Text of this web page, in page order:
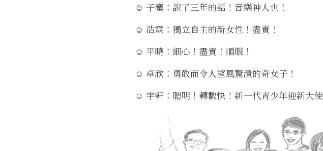
☺ 子騫：說了三年的話 ！音樂神人也！
☺ 浩霖：獨立自主的新女性 ！ 盡責 ！
☺ 平曉：細心 ！ 盡責 ！順服！
☺ 卓欣：勇敢而令人望風驚潰的奇女子 ！
☺ 宇軒：聰明 ！ 轉數快 ！ 新一代青少年迎新大使